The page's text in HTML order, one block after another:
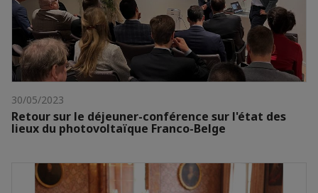
30/05/2023
Retour sur le déjeuner-conférence sur l'état des
lieux du photovoltaïque Franco-Belge